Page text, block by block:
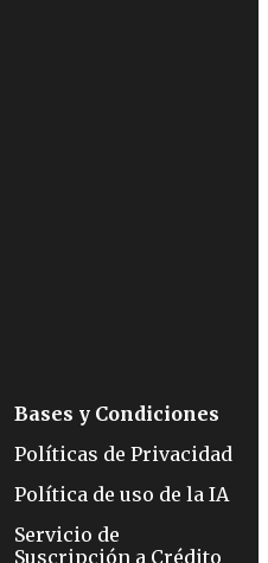
Bases y Condiciones
Políticas de Privacidad
Política de uso de la IA
Servicio de
Suscripción a Crédito